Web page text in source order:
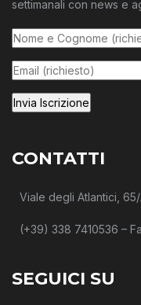
settimanali con news e
CONTATTI
Viale degli Atlantici,
(+39) 338 7410536 –
SEGUICI SU